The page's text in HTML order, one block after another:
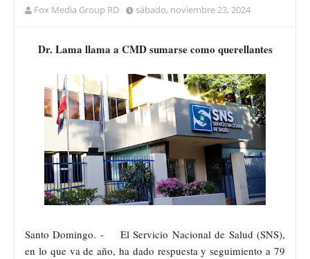
Fox Media Group RD sábado, noviembre 23, 2024
Dr. Lama llama a CMD sumarse como querellantes
Santo Domingo. - El Servicio Nacional de Salud (SNS),
en lo que va de año, ha dado respuesta y seguimiento a 79